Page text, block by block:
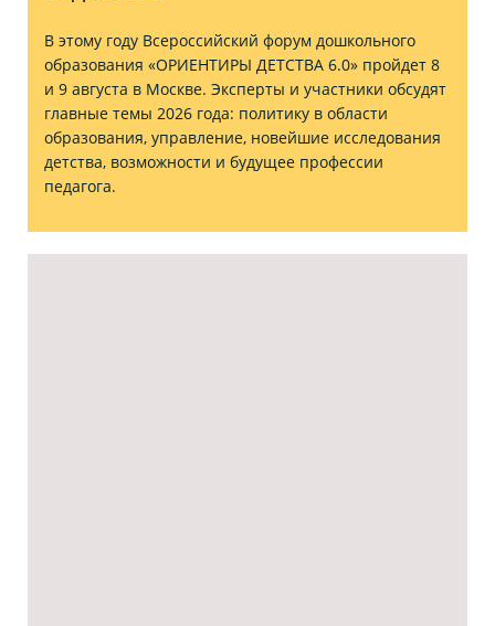
В этому году Всероссийский форум дошкольного
образования «ОРИЕНТИРЫ ДЕТСТВА 6.0» пройдет 8
и 9 августа в Москве. Эксперты и участники обсудят
главные темы 2026 года: политику в области
образования, управление, новейшие исследования
детства, возможности и будущее профессии
педагога.